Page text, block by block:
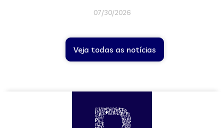
07/30/2026
Veja todas as notícias